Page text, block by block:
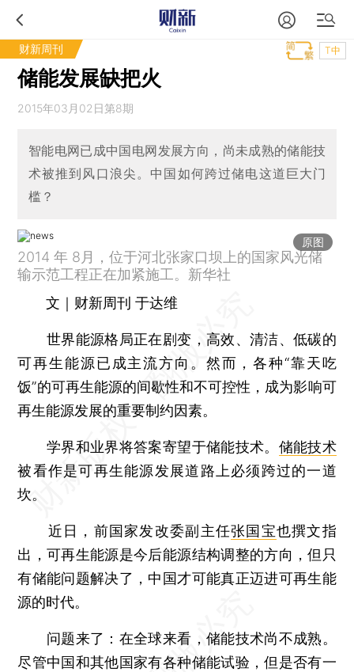
财新周刊 T中
储能发展缺把火
2015年03月02日第8期
智能电网已成中国电网发展方向，尚未成熟的储能技
术被推到风口浪尖。中国如何跨过储电这道巨大门
槛？
原图
2014 年 8月，位于河北张家口坝上的国家风光储
输示范工程正在加紧施工。新华社
文｜财新周刊 于达维
世界能源格局正在剧变，高效、清洁、低碳的
可再生能源已成主流方向。然而，各种“靠天吃
饭”的可再生能源的间歇性和不可控性，成为影响可
再生能源发展的重要制约因素。
学界和业界将答案寄望于储能技术。 储能技术
被看作是可再生能源发展道路上必须跨过的一道
坎。
近日，前国家发改委副主任张国宝也撰文指
出，可再生能源是今后能源结构调整的方向，但只
有储能问题解决了，中国才可能真正迈进可再生能
源的时代。
问题来了：在全球来看，储能技术尚不成熟。
尽管中国和其他国家有各种储能试验，但是否有一